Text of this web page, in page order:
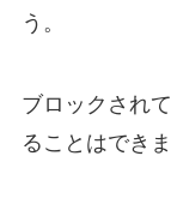
う。
ブロックされ
ることはできま